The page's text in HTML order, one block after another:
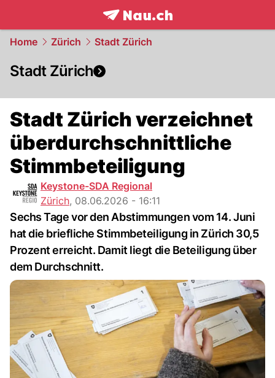
frontpage.NAU.ch
Home Zürich Stadt Zürich
Stadt Zürich
Stadt Zürich verzeichnet
überdurchschnittliche
Stimmbeteiligung
Keystone-SDA Regional
Zürich, 08.06.2026 - 16:11
Sechs Tage vor den Abstimmungen vom 14. Juni
hat die briefliche Stimmbeteiligung in Zürich 30,5
Prozent erreicht. Damit liegt die Beteiligung über
dem Durchschnitt.